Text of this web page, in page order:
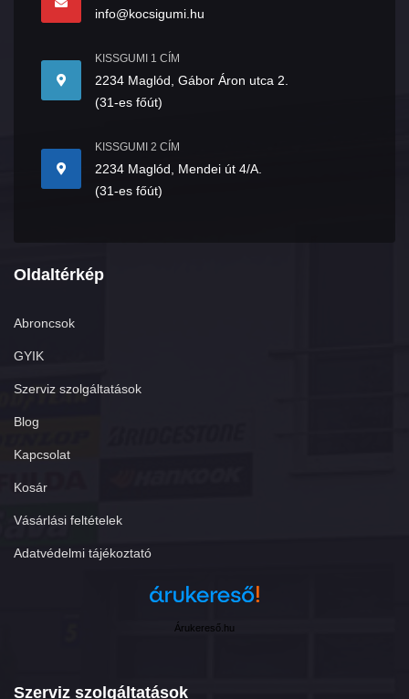
info@kocsigumi.hu
KISSGUMI 1 CÍM
2234 Maglód, Gábor Áron utca 2.
(31-es főút)
KISSGUMI 2 CÍM
2234 Maglód, Mendei út 4/A.
(31-es főút)
Oldaltérkép
Abroncsok
GYIK
Szerviz szolgáltatások
Blog
Kapcsolat
Kosár
Vásárlási feltételek
Adatvédelmi tájékoztató
Árukereső.hu
Szerviz szolgáltatások